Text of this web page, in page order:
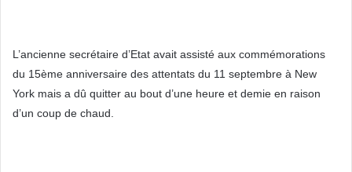
L’ancienne secrétaire d’Etat avait assisté aux commémorations
du 15ème anniversaire des attentats du 11 septembre à New
York mais a dû quitter au bout d’une heure et demie en raison
d’un coup de chaud.